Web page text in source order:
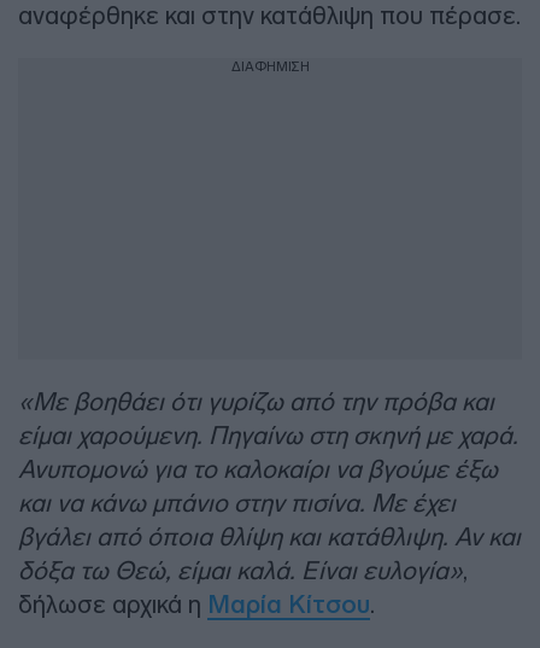
αναφέρθηκε και στην κατάθλιψη που πέρασε.
ΔΙΑΦΗΜΙΣΗ
«Με βοηθάει ότι γυρίζω από την πρόβα και
είμαι χαρούμενη. Πηγαίνω στη σκηνή με χαρά.
Ανυπομονώ για το καλοκαίρι να βγούμε έξω
και να κάνω μπάνιο στην πισίνα. Με έχει
βγάλει από όποια θλίψη και κατάθλιψη. Αν και
δόξα τω Θεώ, είμαι καλά. Είναι ευλογία»,
δήλωσε αρχικά η Μαρία Κίτσου.